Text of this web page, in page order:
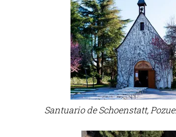
Santuario de Schoenstatt,